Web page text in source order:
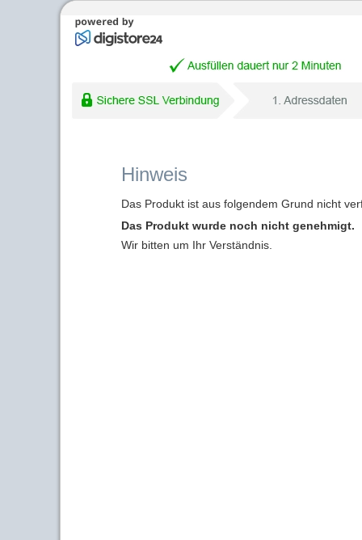
Hinweis
Das Produkt ist aus folgendem Grund nicht
Das Produkt wurde noch nicht genehmigt.
Wir bitten um Ihr Verständnis.